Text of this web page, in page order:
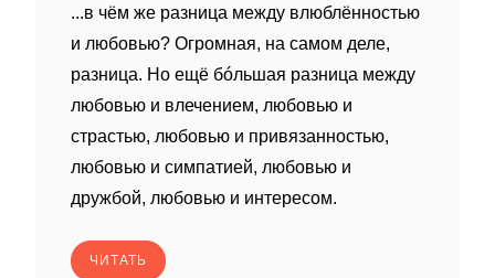
...в чём же разница между влюблённостью
и любовью? Огромная, на самом деле,
разница. Но ещё бóльшая разница между
любовью и влечением, любовью и
страстью, любовью и привязанностью,
любовью и симпатией, любовью и
дружбой, любовью и интересом.
ЧИТАТЬ